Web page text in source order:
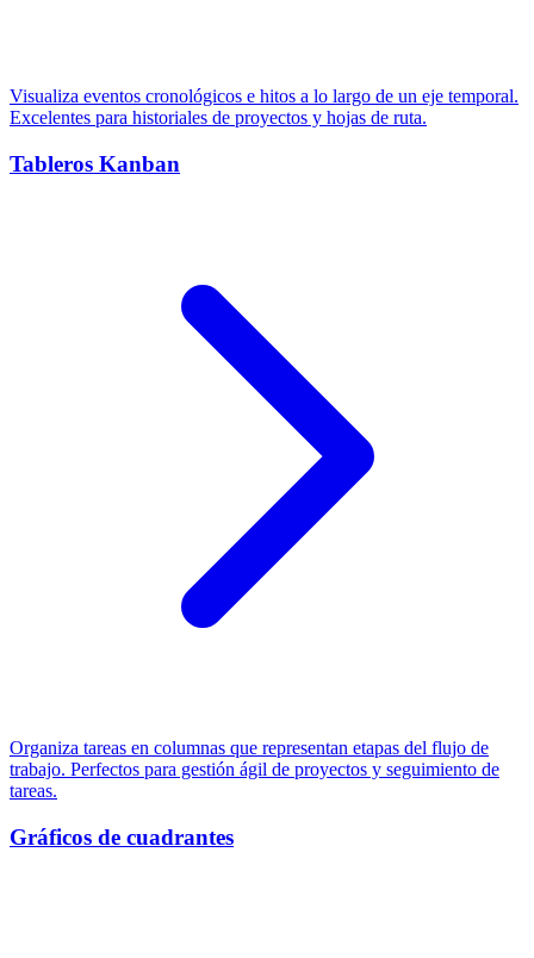
Visualiza eventos cronológicos e hitos a lo largo de un eje temporal.
Excelentes para historiales de proyectos y hojas de ruta.
Tableros Kanban
Organiza tareas en columnas que representan etapas del flujo de
trabajo. Perfectos para gestión ágil de proyectos y seguimiento de
tareas.
Gráficos de cuadrantes